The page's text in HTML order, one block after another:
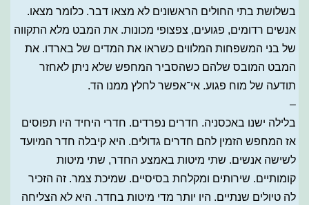
בשלושת בתי החולים הראשונים לא מצאו דבר. כלומר מצאו.
אנשים רדומים, פגועים, צפצופי מכונות. את המבט מלא התקווה
של בני המשפחות המלווים כשראו את המדים של בארדו. את
המבט המובס שלהם כשהסביר המחפש שלא ניתן לאחזר
תודעה של מוח פגוע. אי־אפשר לחלץ ממנו הד.
–
בלילה ישנו באכסניה. חדרים נפרדים. חדרי היחיד היו תפוסים
אז המחפש הזמין להם חדרים גדולים. היא קיבלה חדר המיועד
לשישה אנשים. שתי מיטות באמצע החדר, שתי מיטות
קומותיים. שירותים ומקלחת בסיסיים. שמיכת צמר. זה הזכיר
לה טיולים שנתיים. היו יותר מדי מיטות בחדר. היא לא הצליחה